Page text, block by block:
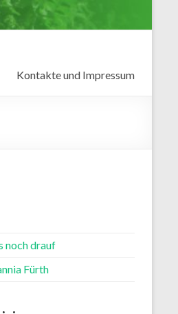
Kontakte und Impressum
noch drauf
Fürth